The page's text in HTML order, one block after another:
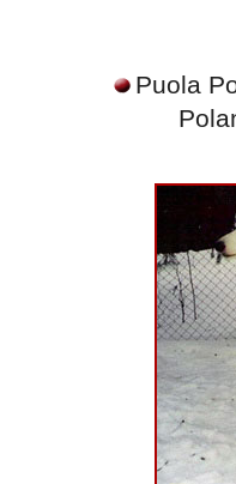
Puola